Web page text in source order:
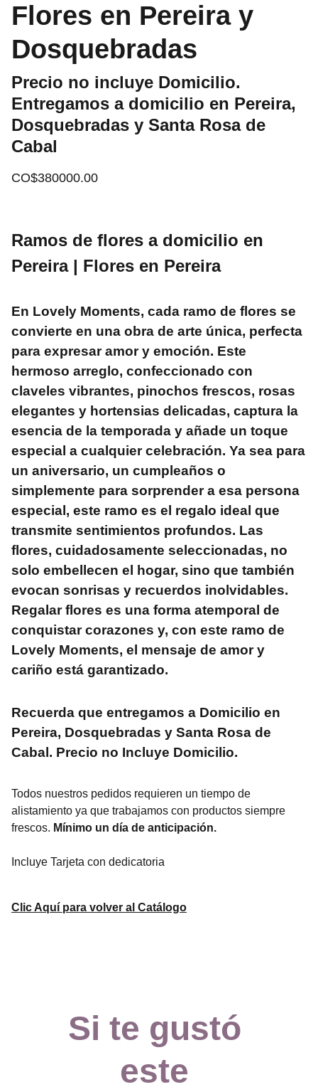
Flores en Pereira y
Dosquebradas
Precio no incluye Domicilio.
Entregamos a domicilio en Pereira,
Dosquebradas y Santa Rosa de
Cabal
CO$380000.00
Ramos de flores a domicilio en
Pereira | Flores en Pereira
En Lovely Moments, cada ramo de flores se
convierte en una obra de arte única, perfecta
para expresar amor y emoción. Este
hermoso arreglo, confeccionado con
claveles vibrantes, pinochos frescos, rosas
elegantes y hortensias delicadas, captura la
esencia de la temporada y añade un toque
especial a cualquier celebración. Ya sea para
un aniversario, un cumpleaños o
simplemente para sorprender a esa persona
especial, este ramo es el regalo ideal que
transmite sentimientos profundos. Las
flores, cuidadosamente seleccionadas, no
solo embellecen el hogar, sino que también
evocan sonrisas y recuerdos inolvidables.
Regalar flores es una forma atemporal de
conquistar corazones y, con este ramo de
Lovely Moments, el mensaje de amor y
cariño está garantizado.
Recuerda que entregamos a Domicilio en
Pereira, Dosquebradas y Santa Rosa de
Cabal. Precio no Incluye Domicilio.
Todos nuestros pedidos requieren un tiempo de
alistamiento ya que trabajamos con productos siempre
frescos. Mínimo un día de anticipación.
Incluye Tarjeta con dedicatoria
Clic Aquí para volver al Catálogo
Si te gustó
este